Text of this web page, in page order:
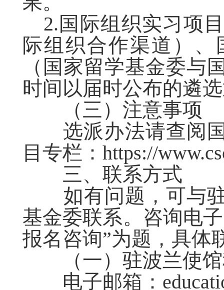
2.国际组织实习项
际组织合作渠道）
（国家留学基金委与
时间以届时公布的遴
（三）注意事项
选派办法请查阅
目专栏： https://
三、联系方式
如有问题，可与驻
基金委联系。咨询电
报名咨询”为题，具体
（一）驻波兰使馆
电子邮箱：